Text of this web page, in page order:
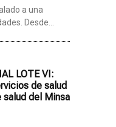
a una
Desde...
LOTE VI:
de salud
del Minsa